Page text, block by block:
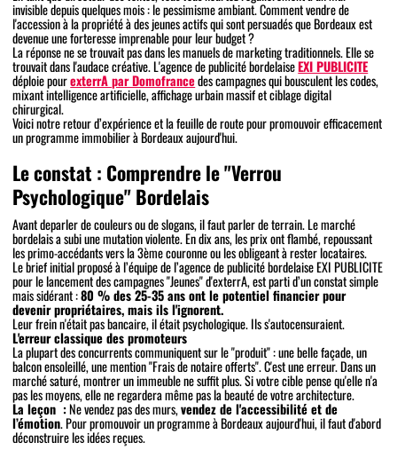
invisible depuis quelques mois : le pessimisme ambiant. Comment vendre de
l'accession à la propriété à des jeunes actifs qui sont persuadés que Bordeaux est
devenue une forteresse imprenable pour leur budget ?
La réponse ne se trouvait pas dans les manuels de marketing traditionnels. Elle se
trouvait dans l'audace créative. L'agence de publicité bordelaiseEXI PUBLICITE
déploie pourexterrA par Domofrancedes campagnes qui bousculent les codes,
mixant intelligence artificielle, affichage urbain massif et ciblage digital
chirurgical.
Voici notre retour d’expérience et la feuille de route pour promouvoir efficacement
un programme immobilier à Bordeaux aujourd'hui.
Le constat : Comprendre le "Verrou
Psychologique" Bordelais
Avant deparler de couleurs ou de slogans, il faut parler de terrain. Le marché
bordelais a subi une mutation violente. En dix ans, les prix ont flambé, repoussant
les primo-accédants vers la 3ème couronne ou les obligeant à rester locataires.
Le brief initial proposé à l’équipe de l’agence de publicité bordelaise EXI PUBLICITE
pour le lancement des campagnes "Jeunes" d'exterrA, est parti d’un constat simple
mais sidérant :80 % des 25-35 ans ont le potentiel financier pour
devenir propriétaires, mais ils l'ignorent.
Leur frein n'était pas bancaire, il était psychologique. Ils s'autocensuraient.
L'erreur classique des promoteurs
La plupart des concurrents communiquent sur le "produit" : une belle façade, un
balcon ensoleillé, une mention "Frais de notaire offerts". C'est une erreur. Dans un
marché saturé, montrer un immeuble ne suffit plus. Si votre cible pense qu'elle n'a
pas les moyens, elle ne regardera même pas la beauté de votre architecture.
La leçon :Ne vendez pas des murs,vendez de l'accessibilité et de
l’émotion. Pour promouvoir un programme à Bordeaux aujourd'hui, il faut d'abord
déconstruire les idées reçues.